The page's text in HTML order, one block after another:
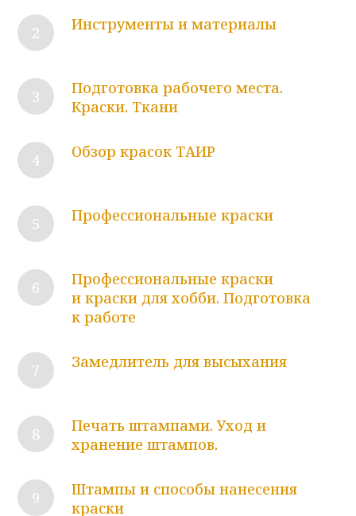
Инструменты и материалы
Подготовка рабочего места.
Краски. Ткани
Обзор красок ТАИР
Профессиональные краски
Профессиональные краски
и краски для хобби. Подготовка
к работе
Замедлитель для высыхания
Печать штампами. Уход и
хранение штампов.
Штампы и способы нанесения
краски